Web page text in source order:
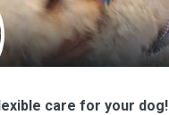
care for your dog!